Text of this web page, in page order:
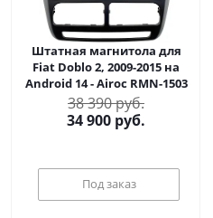
Штатная магнитола для
Fiat Doblo 2, 2009-2015 на
Android 14 - Airoc RMN-1503
38 390 руб.
34 900 руб.
Под заказ